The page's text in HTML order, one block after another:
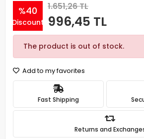
%40
Discount
1.651,26 TL
996,45 TL
The product is out of stock.
Add to my favorites
Fast Shipping
Returns and